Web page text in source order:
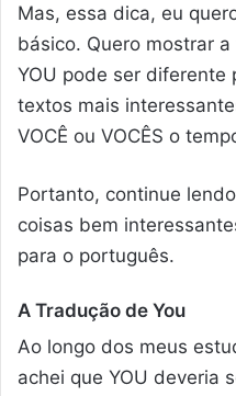
Mas, essa dica, eu
básico. Quero mostrar
YOU pode ser diferente
textos mais
VOCÊ ou VOCÊS o
Portanto, continue
coisas bem
para o português.
A Tradução de You
Ao longo dos meus
achei que YOU deveria